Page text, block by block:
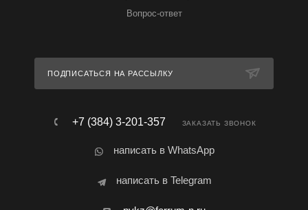
Вопрос-ответ
ПОДПИСАТЬСЯ НА РАССЫЛКУ
+7 (384) 3-201-357 ЗАКАЗАТЬ ЗВОНОК
написать в WhatsApp
написать в Telegram